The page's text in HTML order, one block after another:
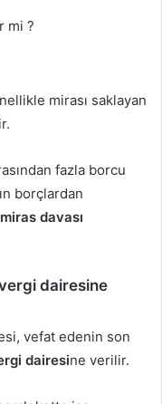
mi ?
mirası saklayan
fazla borcu
borçlardan
davası
dairesine
vefat edenin son
dairesine verilir.